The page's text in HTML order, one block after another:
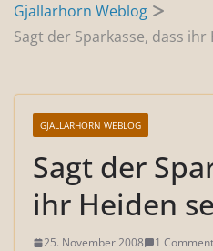
Gjallarhorn Weblog
Sagt der Sparkasse, dass ihr
GJALLARHORN WEBLOG
Sagt der
ihr Heiden
25. November 2008 1 Comment